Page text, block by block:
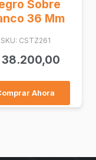
Sobre
36 Mm
SKU: CSTZ261
38.200,00
Ahora